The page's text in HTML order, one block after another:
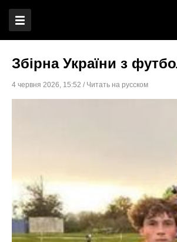
Збірна України з
4 червня 2026, 15:52 / Читать на русском